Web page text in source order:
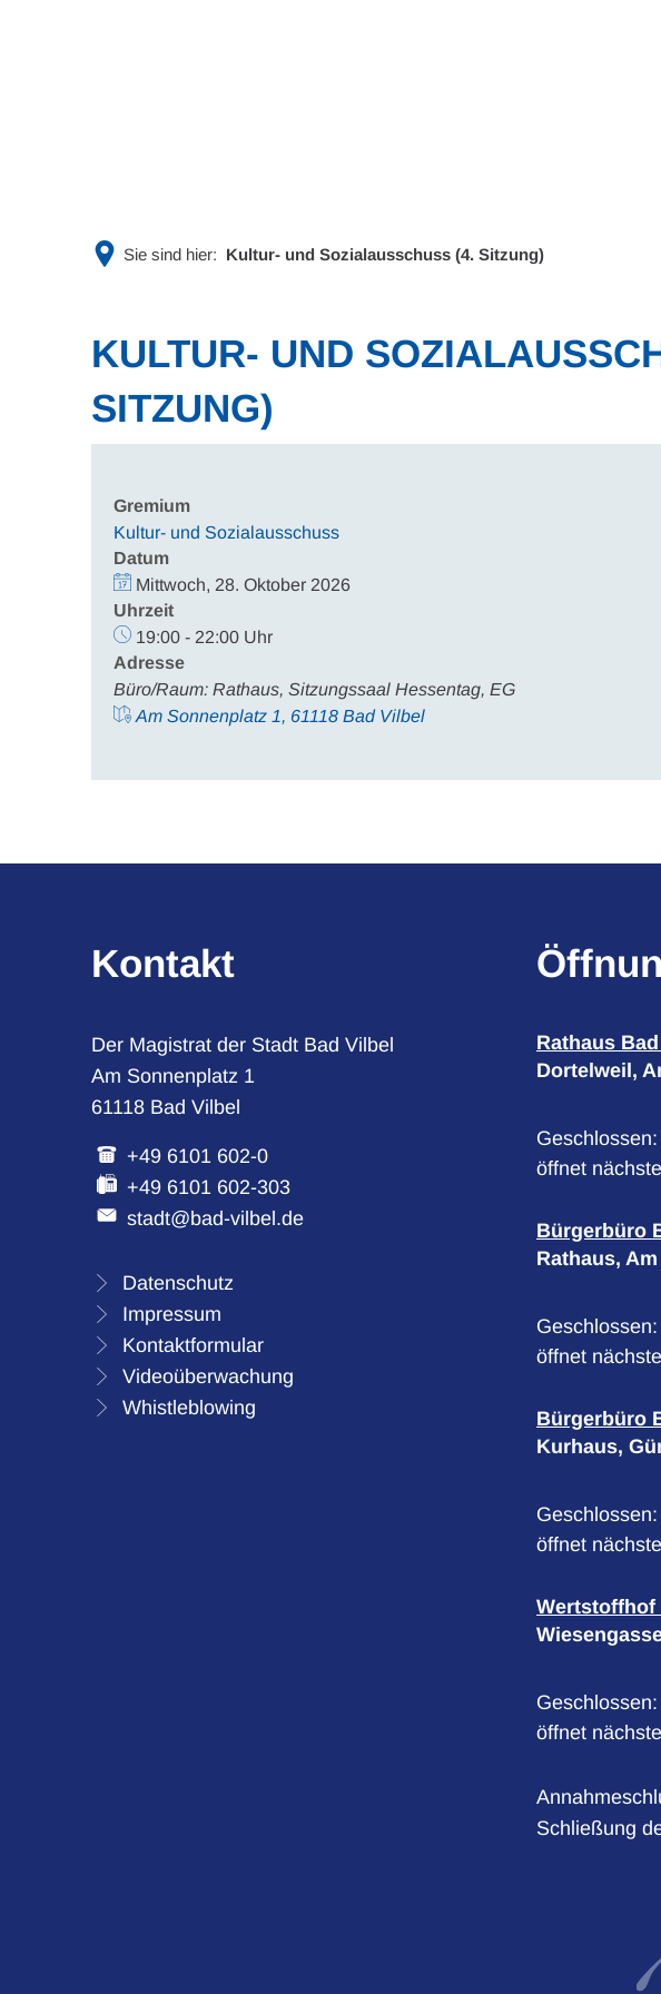
Sie sind hier: Kultur- und Sozialausschuss (4. Sitzung)
KULTUR- UND
SITZUNG)
Gremium
Kultur- und Sozialausschuss
Datum
Mittwoch, 28. Oktober 2026
Uhrzeit
19:00 - 22:00 Uhr
Adresse
Büro/Raum: Rathaus, Sitzungssaal Hessentag, EG
Am Sonnenplatz 1, 61118 Bad Vilbel
Kontakt
Der Magistrat der Stadt Bad Vilbel
Am Sonnenplatz 1
61118 Bad Vilbel
+49 6101 602-0
+49 6101 602-303
stadt@bad-vilbel.de
Datenschutz
Impressum
Kontaktformular
Videoüberwachung
Whistleblowing
Rathaus
Dortelweil,
Klicken, um
Geschlossen:
öffnet
Bürgerbüro
Rathaus,
Klicken, um
Geschlossen:
öffnet
Bürgerbüro
Kurhaus,
Klicken, um
Geschlossen:
öffnet
Wertstoffhof
Klicken, um
Geschlossen:
öffnet
Schließung